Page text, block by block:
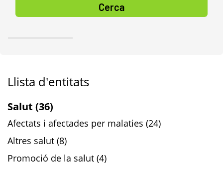
Cerca
Llista d'entitats
Salut (36)
Afectats i afectades per malaties (24)
Altres salut (8)
Promoció de la salut (4)